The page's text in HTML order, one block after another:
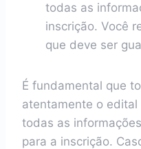
todas as
inscrição. Você
que deve ser
É fundamental que
atentamente o
todas as
para a inscrição.